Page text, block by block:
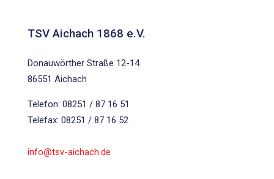
TSV Aichach 1868 e.V.
Donauwörther Straße 12-14
86551 Aichach
Telefon: 08251 / 87 16 51
Telefax: 08251 / 87 16 52
info@tsv-aichach.de